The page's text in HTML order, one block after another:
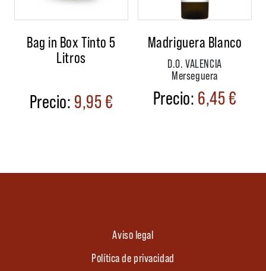
Bag in Box Tinto 5
Litros
9,95€
Madriguera Blanco
D.O. VALENCIA
Merseguera
6,45€
Aviso legal
Política de privacidad